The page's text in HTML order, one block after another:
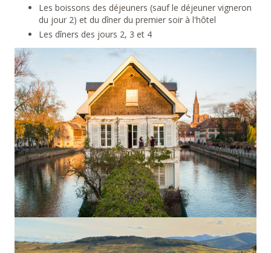
Les boissons des déjeuners (sauf le déjeuner vigneron
du jour 2) et du dîner du premier soir à l'hôtel
Les dîners des jours 2, 3 et 4